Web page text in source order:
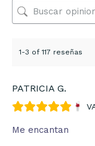
1-3 of 117 reseñas
PATRICIA G.
Me encantan